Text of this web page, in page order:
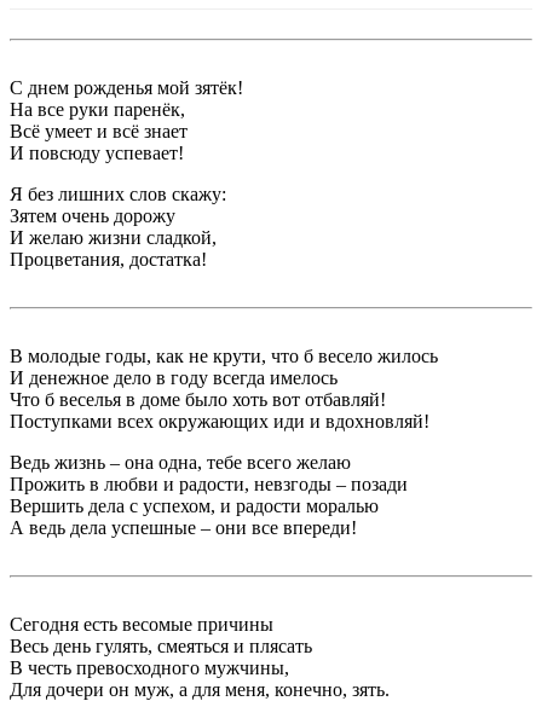
С днем рожденья мой зятёк!
На все руки паренёк,
Всё умеет и всё знает
И повсюду успевает!
Я без лишних слов скажу:
Зятем очень дорожу
И желаю жизни сладкой,
Процветания, достатка!
В молодые годы, как не крути, что б весело жилось
И денежное дело в году всегда имелось
Что б веселья в доме было хоть вот отбавляй!
Поступками всех окружающих иди и вдохновляй!
Ведь жизнь – она одна, тебе всего желаю
Прожить в любви и радости, невзгоды – позади
Вершить дела с успехом, и радости моралью
А ведь дела успешные – они все впереди!
Сегодня есть весомые причины
Весь день гулять, смеяться и плясать
В честь превосходного мужчины,
Для дочери он муж, а для меня, конечно, зять.